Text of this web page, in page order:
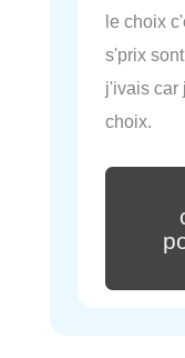
le choix
s'prix
j'ivais car
choix.